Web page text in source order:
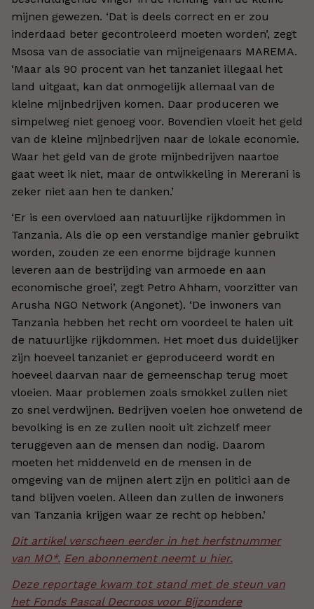
mijnen gewezen. ‘Dat is deels correct en er zou
inderdaad beter gecontroleerd moeten worden’, zegt
Msosa van de associatie van mijneigenaars MAREMA.
‘Maar als 90 procent van het tanzaniet illegaal het
land uitgaat, kan dat onmogelijk allemaal van de
kleine mijnbedrijven komen. Daar produceren we
simpelweg niet genoeg voor. Bovendien vloeit het geld
van de kleine mijnbedrijven naar de lokale economie.
Waar het geld van de grote mijnbedrijven naartoe
gaat weet ik niet, maar de ontwikkeling in Mererani is
zeker niet aan hen te danken.’
‘Er is een overvloed aan natuurlijke rijkdommen in
Tanzania. Als die op een verstandige manier gebruikt
worden, zouden ze een enorme bijdrage kunnen
leveren aan de bestrijding van armoede en aan
economische groei’, zegt Petro Ahham, voorzitter van
Arusha NGO Network (Angonet). ‘De inwoners van
Tanzania hebben het recht om voordeel te halen uit
de natuurlijke rijkdommen. Het moet dus duidelijker
zijn hoeveel tanzaniet er geproduceerd wordt en
hoeveel daarvan naar de gemeenschap terug moet
vloeien. Maar problemen zoals smokkel zullen niet
zo snel verdwijnen. Bedrijven voelen hoe onwetend de
bevolking is en ze zullen nooit uit zichzelf meer
teruggeven aan de mensen dan nodig. Daarom
moeten het middenveld en de mensen in de
omgeving van de mijnen alert zijn en politici aan de
tand blijven voelen. Alleen dan zullen de inwoners
van Tanzania krijgen waar ze recht op hebben.’
Dit artikel verscheen eerder in het herfstnummer
van MO*. Een abonnement neemt u hier.
Deze reportage kwam tot stand met de steun van
het Fonds Pascal Decroos voor Bijzondere